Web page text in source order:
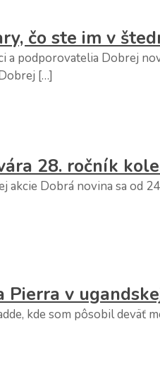
čo ste im v
a podporovatelia Dobrej
[…]
28. ročník
akcie Dobrá novina sa od
Pierra v
kde som pôsobil deväť